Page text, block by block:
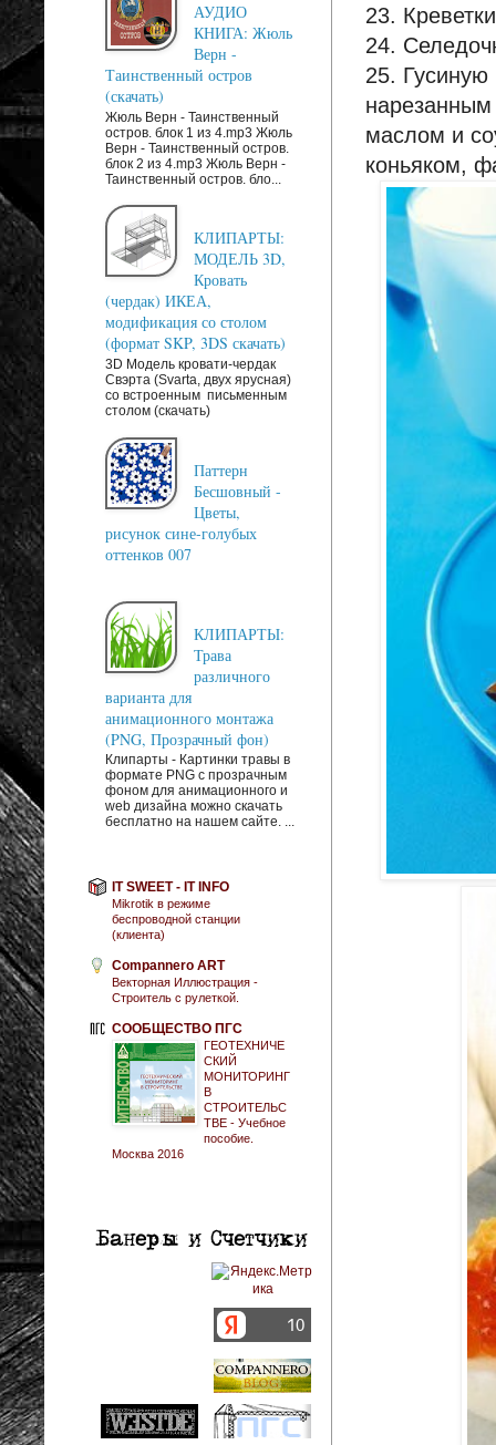
23.
24.
25. Гусиную
маслом и
коньяком,
АУДИО
КНИГА: Жюль
Верн -
Таинственный остров
(скачать)
Жюль Верн - Таинственный
остров. блок 1 из 4.mp3 Жюль
Верн - Таинственный остров.
блок 2 из 4.mp3 Жюль Верн -
Таинственный остров. бло...
КЛИПАРТЫ:
МОДЕЛЬ 3D,
Кровать
(чердак) ИКЕА,
модификация со столом
(формат SKP, 3DS скачать)
3D Модель кровати-чердак
Свэрта (Svarta, двух ярусная)
со встроенным письменным
столом (скачать)
Паттерн
Бесшовный -
Цветы,
рисунок сине-голубых
оттенков 007
КЛИПАРТЫ:
Трава
различного
варианта для
анимационного монтажа
(PNG, Прозрачный фон)
Клипарты - Картинки травы в
формате PNG с прозрачным
фоном для анимационного и
web дизайна можно скачать
бесплатно на нашем сайте. ...
IT SWEET - IT INFO
Mikrotik в режиме
беспроводной станции
(клиента)
Compannero ART
Векторная Иллюстрация -
Строитель с рулеткой.
СООБЩЕСТВО ПГС
ГЕОТЕХНИЧЕ
СКИЙ
МОНИТОРИНГ
В
СТРОИТЕЛЬС
ТВЕ - Учебное
пособие.
Москва 2016